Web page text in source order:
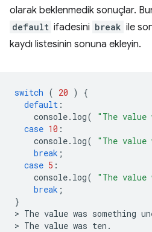
olarak beklenmedik sonuçlar.
default ifadesini break ile
kaydı listesinin sonuna ekleyin.
switch ( 20 )
{
default :
console. log(
"The value
case 10 :
console. log( "The value
break ;
case 5 :
console. log( "The
break ;
}
> The value was something
> The value was ten .